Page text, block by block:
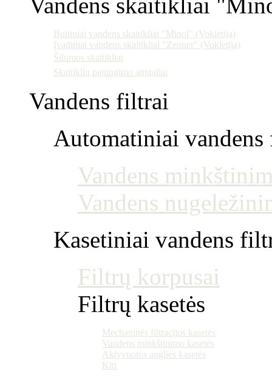
Buitiniai vandens skaitikliai "Minol" (Vokietija)
Įvadiniai vandens skaitikliai "Zenner" (Vokietija)
Šilumos skaitikliai
Skaitiklių pajungimo antgaliai
Vandens filtrai
Automatiniai
Vandens
Vandens
Kasetiniai vandens
Filtrų korpusai
Filtrų kasetės
Mechaninės filtracijos kasetės
Vandens minkštinimo kasetės
Aktyvuotos anglies kasetės
Kiti